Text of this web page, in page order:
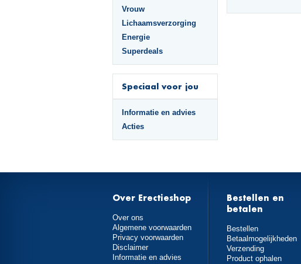
Vrouw
Lichaamsverzorging
Energie
Superdeals
Speciaal voor jou
Informatie en advies
Acties
Over Erectieshop
Over ons
Algemene voorwaarden
Privacy voorwaarden
Disclaimer
Informatie en advies
Bestellen en
betalen
Bestellen
Betaalmogelijkheden
Verzending
Product ophalen